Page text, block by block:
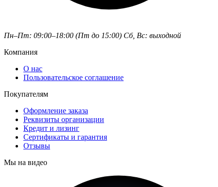
Пн–Пт: 09:00–18:00 (Пт до 15:00) Сб, Вс: выходной
Компания
О нас
Пользовательское соглашение
Покупателям
Оформление заказа
Реквизиты организации
Кредит и лизинг
Сертификаты и гарантия
Отзывы
Мы на видео